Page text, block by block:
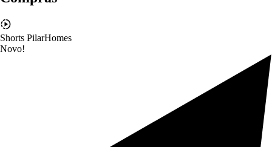
Shorts PilarHomes
Novo!